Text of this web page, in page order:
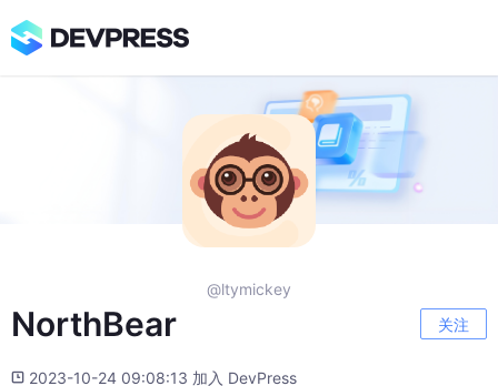
@ltymickey
NorthBear 关注
2023-10-24 09:08:13 加入 DevPress